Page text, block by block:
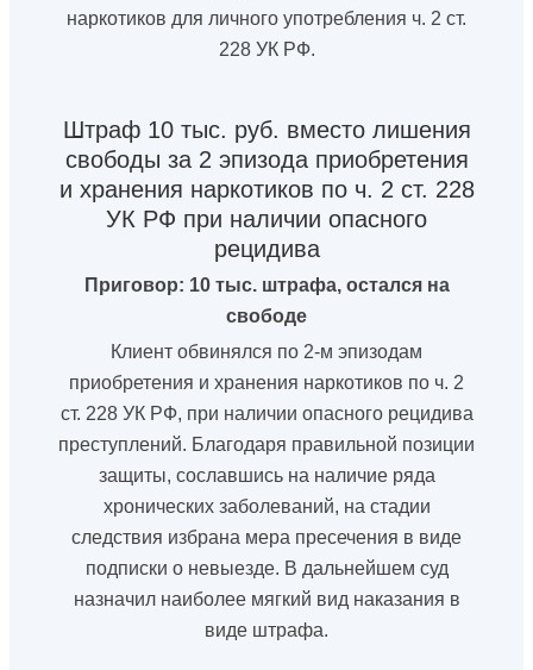
наркотиков для личного употребления ч. 2 ст.
228 УК РФ.
Штраф 10 тыс. руб. вместо лишения
свободы за 2 эпизода приобретения
и хранения наркотиков по ч. 2 ст. 228
УК РФ при наличии опасного
рецидива
Приговор: 10 тыс. штрафа, остался на
свободе
Клиент обвинялся по 2-м эпизодам
приобретения и хранения наркотиков по ч. 2
ст. 228 УК РФ, при наличии опасного рецидива
преступлений. Благодаря правильной позиции
защиты, сославшись на наличие ряда
хронических заболеваний, на стадии
следствия избрана мера пресечения в виде
подписки о невыезде. В дальнейшем суд
назначил наиболее мягкий вид наказания в
виде штрафа.